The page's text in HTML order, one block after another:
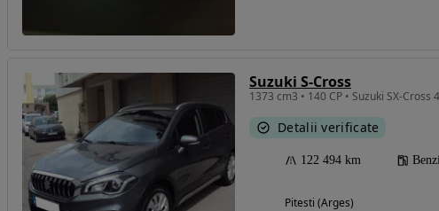
Suzuki S-Cross
1373 cm3 • 140 CP • Suzuki SX-
Detalii verificate
122 494 km
Pitesti (Arges)